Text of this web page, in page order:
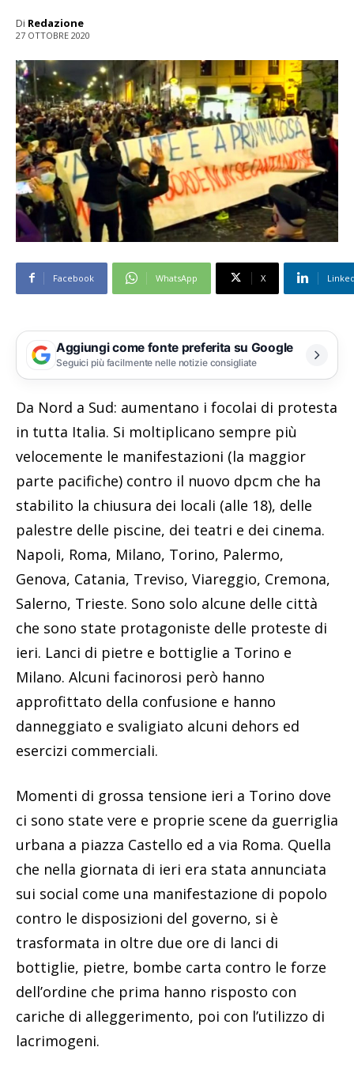
Di Redazione
27 OTTOBRE 2020
Facebook WhatsApp X
Aggiungi come fonte preferita su Google
Seguici più facilmente nelle notizie consigliate
Da Nord a Sud: aumentano i focolai di protesta
in tutta Italia. Si moltiplicano sempre più
velocemente le manifestazioni (la maggior
parte pacifiche) contro il nuovo dpcm che ha
stabilito la chiusura dei locali (alle 18), delle
palestre delle piscine, dei teatri e dei cinema.
Napoli, Roma, Milano, Torino, Palermo,
Genova, Catania, Treviso, Viareggio, Cremona,
Salerno, Trieste. Sono solo alcune delle città
che sono state protagoniste delle proteste di
ieri. Lanci di pietre e bottiglie a Torino e
Milano. Alcuni facinorosi però hanno
approfittato della confusione e hanno
danneggiato e svaligiato alcuni dehors ed
esercizi commerciali.
Momenti di grossa tensione ieri a Torino dove
ci sono state vere e proprie scene da guerriglia
urbana a piazza Castello ed a via Roma. Quella
che nella giornata di ieri era stata annunciata
sui social come una manifestazione di popolo
contro le disposizioni del governo, si è
trasformata in oltre due ore di lanci di
bottiglie, pietre, bombe carta contro le forze
dell’ordine che prima hanno risposto con
cariche di alleggerimento, poi con l’utilizzo di
lacrimogeni.